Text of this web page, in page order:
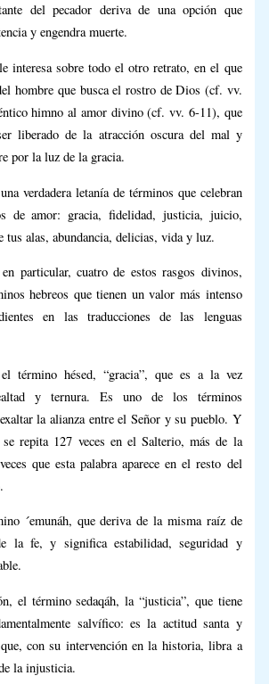
del pecador deriva de una opción que
y engendra muerte.
interesa sobre todo el otro retrato, en el que
hombre que busca el rostro de Dios (cf. vv.
himno al amor divino (cf. vv. 6-11), que
liberado de la atracción oscura del mal y
por la luz de la gracia.
verdadera letanía de términos que celebran
de amor: gracia, fidelidad, justicia, juicio,
tus alas, abundancia, delicias, vida y luz.
particular, cuatro de estos rasgos divinos,
hebreos que tienen un valor más intenso
en las traducciones de las lenguas
término hésed, “gracia”, que es a la vez
y ternura. Es uno de los términos
la alianza entre el Señor y su pueblo. Y
repita 127 veces en el Salterio, más de la
que esta palabra aparece en el resto del
´emunáh, que deriva de la misma raíz de
la fe, y significa estabilidad, seguridad y
el término sedaqáh, la “justicia”, que tiene
salvífico: es la actitud santa y
con su intervención en la historia, libra a
la injusticia.